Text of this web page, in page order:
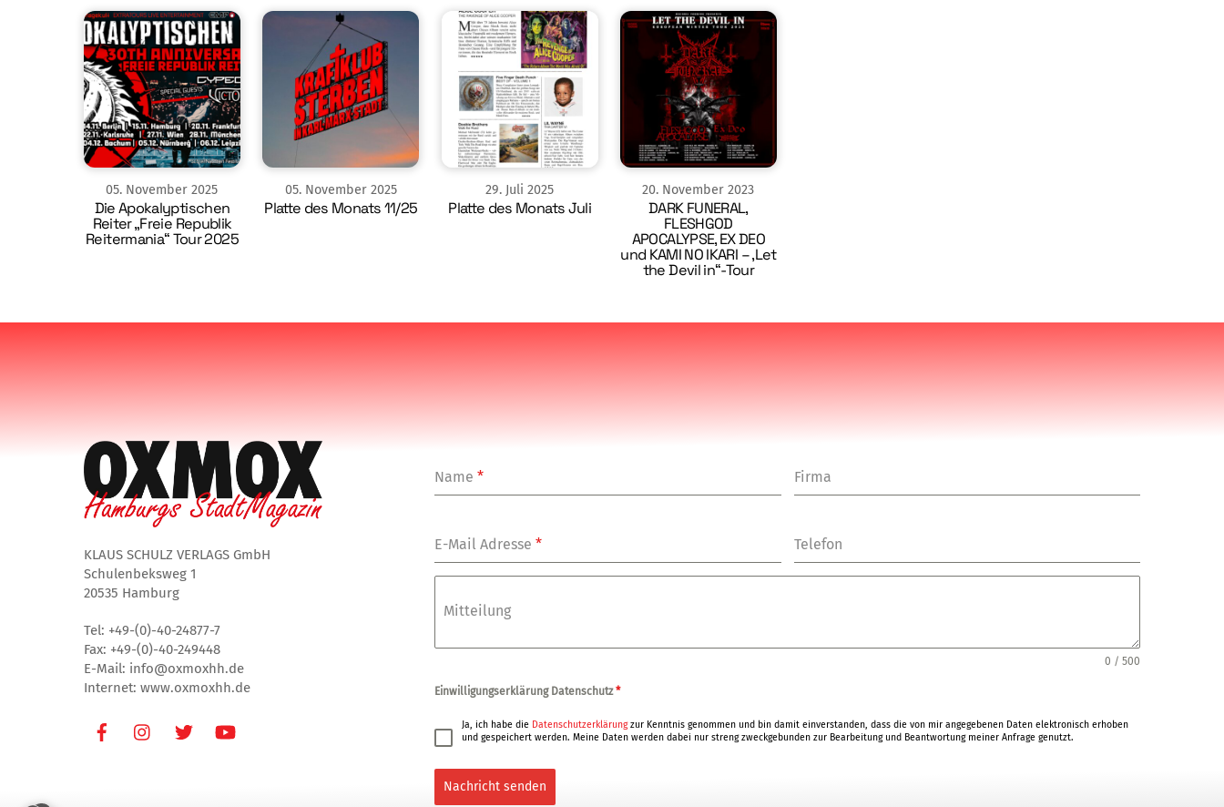
05. November 2025
Die Apokalyptischen
Reiter „Freie Republik
Reitermania“ Tour 2025
05. November 2025
Platte des Monats 11/25
29. Juli 2025
Platte des Monats Juli
20. November 2023
DARK FUNERAL,
FLESHGOD
APOCALYPSE, EX DEO
und KAMI NO IKARI – ‚Let
the Devil in“-Tour
KLAUS SCHULZ VERLAGS GmbH
Schulenbeksweg 1
20535 Hamburg
Tel: +49-(0)-40-24877-7
Fax: +49-(0)-40-249448
E-Mail: info@oxmoxhh.de
Internet: www.oxmoxhh.de
FacebookInstagramTwitter
Name* Firma
E-Mail Adresse* Telefon
Mitteilung
0 / 500
Einwilligungserklärung Datenschutz*
Ja, ich habe die Datenschutzerklärungzur Kenntnis genommen und bin damit einverstanden, dass die von mir angegebenen Daten elektronisch erhoben
und gespeichert werden. Meine Daten werden dabei nur streng zweckgebunden zur Bearbeitung und Beantwortung meiner Anfrage genutzt.
Nachricht senden